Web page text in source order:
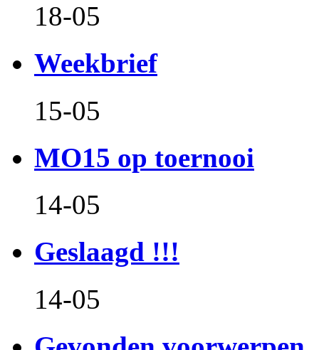
18-05
Weekbrief
15-05
MO15 op toernooi
14-05
Geslaagd !!!
14-05